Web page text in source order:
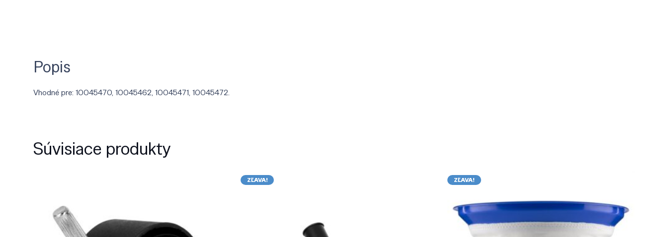
Popis
Vhodné pre: 10045470, 10045462, 10045471, 10045472.
Súvisiace produkty
ZĽAVA! ZĽAVA!